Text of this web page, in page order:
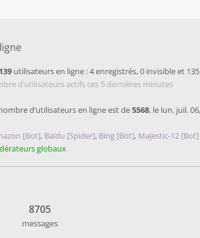
139 utilisateurs en ligne : 4 enregistrés, 0 invisible et
d’utilisateurs actifs ces 5 dernières minutes
d’utilisateurs en ligne est de5568, le lun. juil.
[Bot], Baidu [Spider], Bing [Bot], Majestic-12 [Bot]
globaux
8705
messages